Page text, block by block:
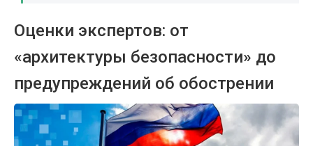
Оценки экспертов: от
«архитектуры безопасности» до
предупреждений об обострении